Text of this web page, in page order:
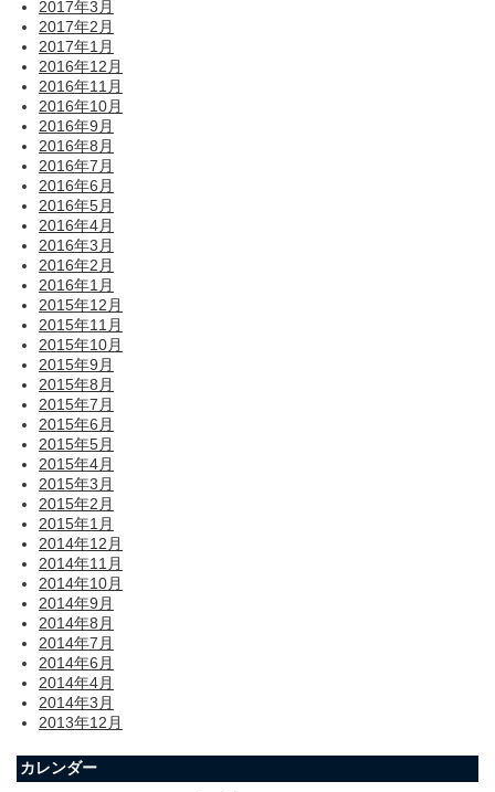
2017年3月
2017年2月
2017年1月
2016年12月
2016年11月
2016年10月
2016年9月
2016年8月
2016年7月
2016年6月
2016年5月
2016年4月
2016年3月
2016年2月
2016年1月
2015年12月
2015年11月
2015年10月
2015年9月
2015年8月
2015年7月
2015年6月
2015年5月
2015年4月
2015年3月
2015年2月
2015年1月
2014年12月
2014年11月
2014年10月
2014年9月
2014年8月
2014年7月
2014年6月
2014年4月
2014年3月
2013年12月
カレンダー